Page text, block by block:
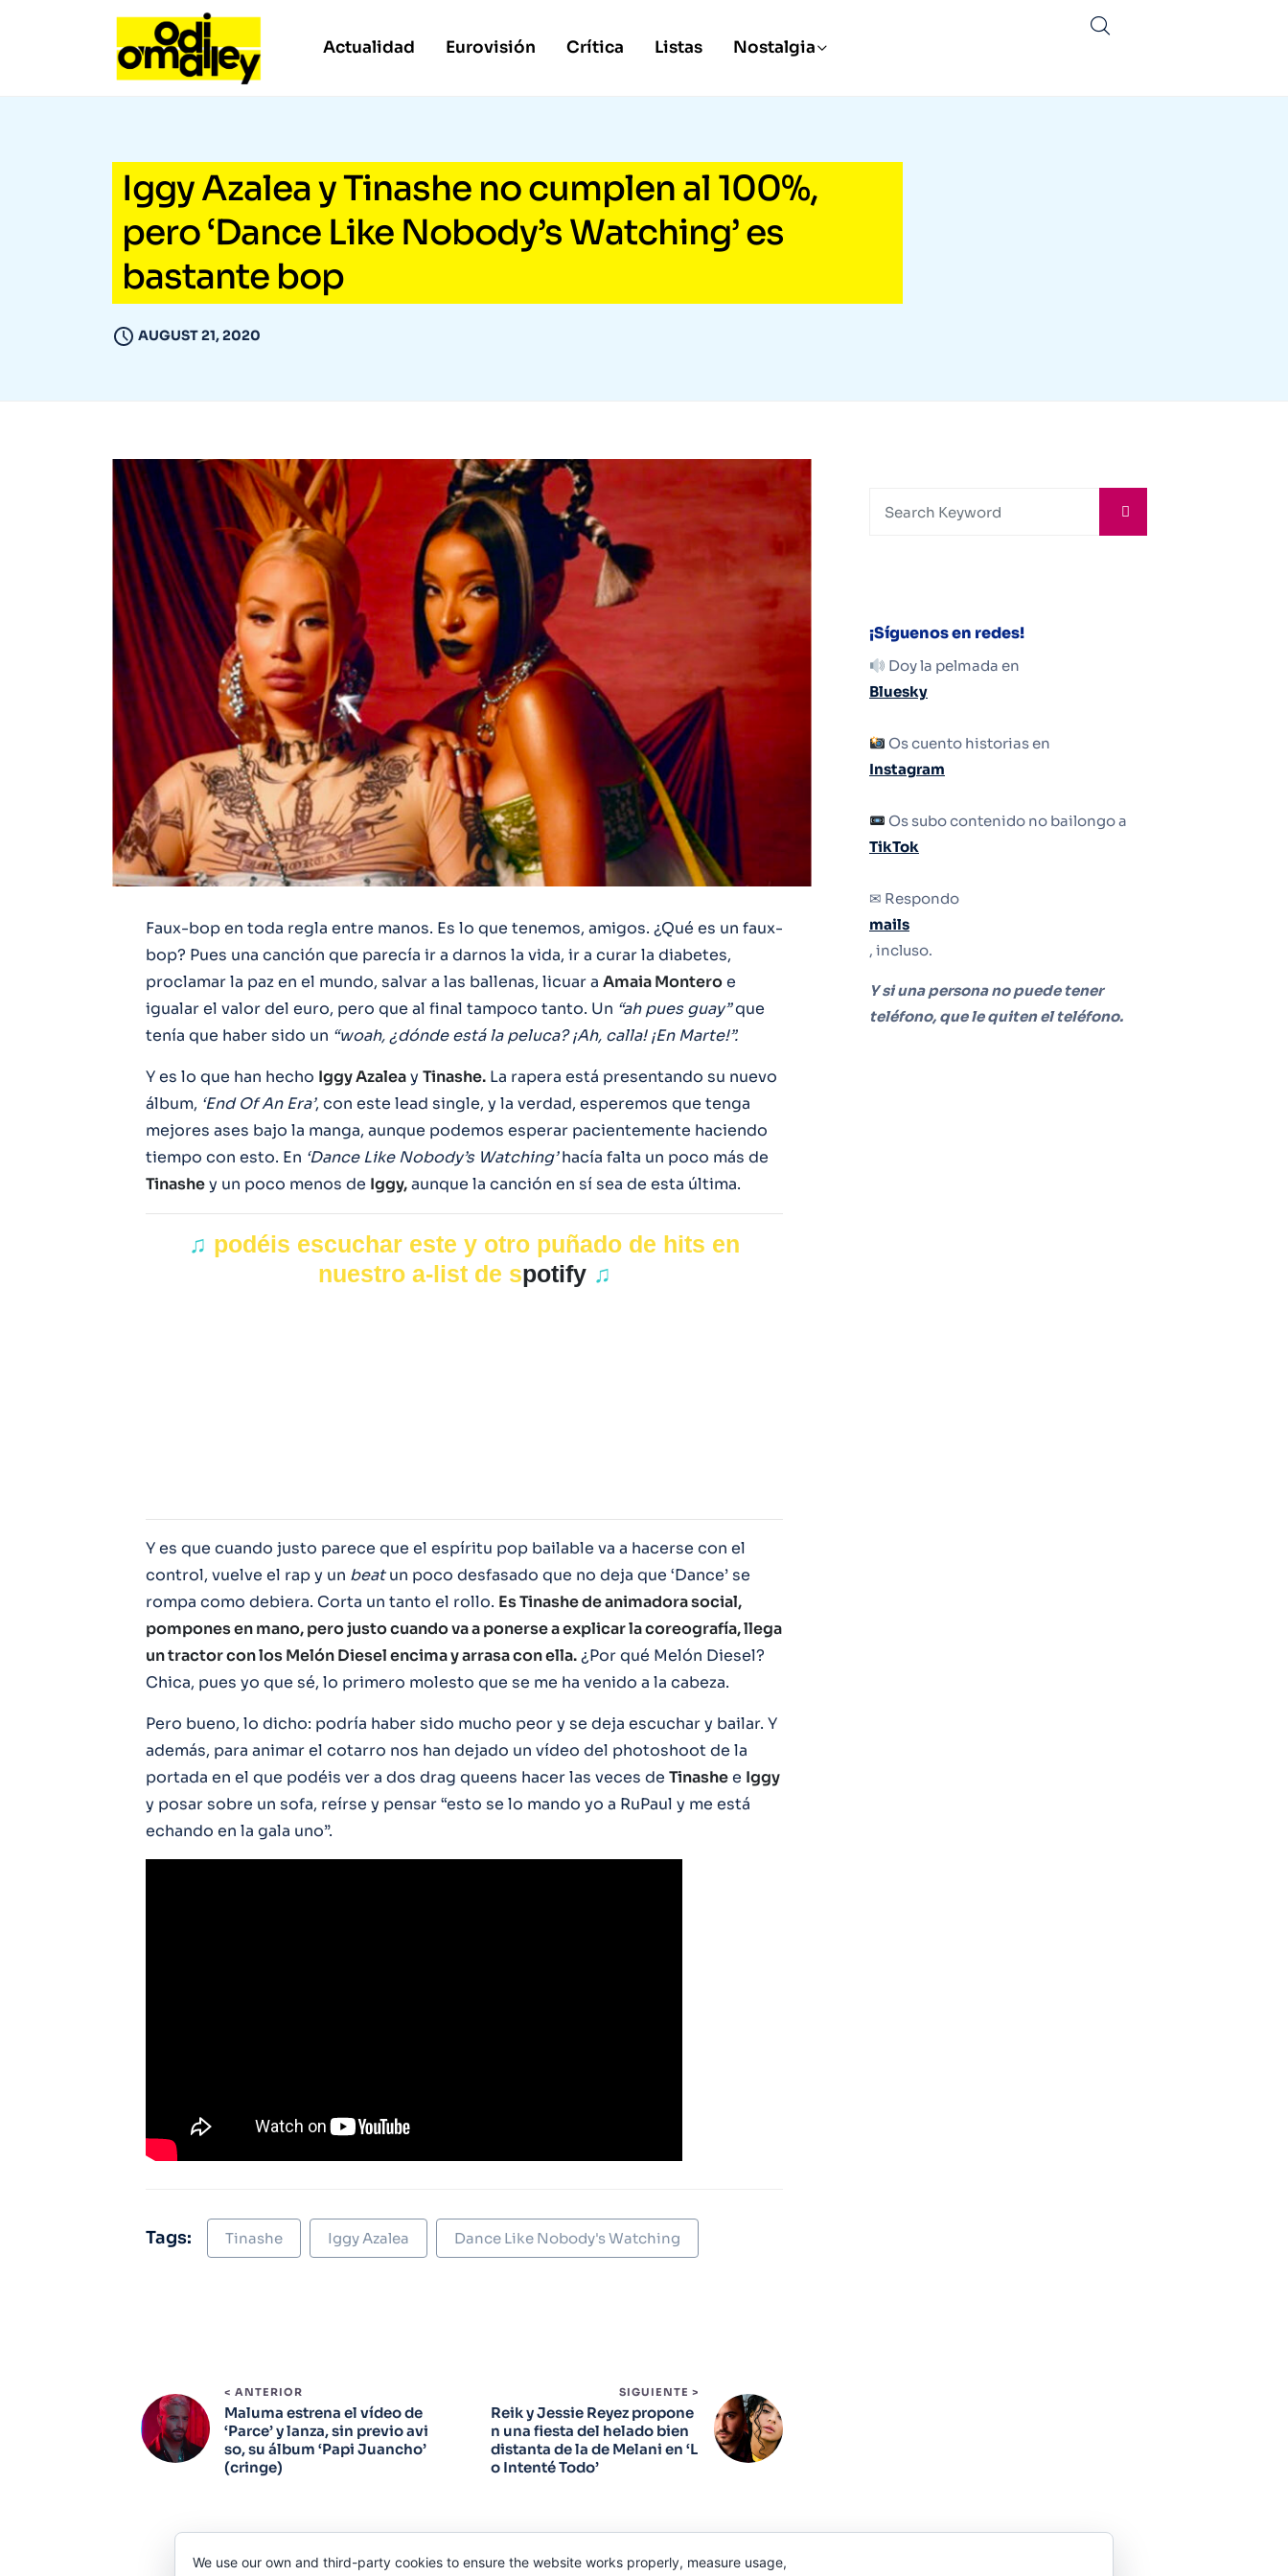
Actualidad Eurovisión Crítica Listas Nostalgia
Iggy Azalea y Tinashe no cumplen al 100%,
pero ‘Dance Like Nobody’s Watching’ es
bastante bop
AUGUST 21, 2020
Faux-bop en toda regla entre manos. Es lo que tenemos, amigos. ¿Qué es un faux-
bop? Pues una canción que parecía ir a darnos la vida, ir a curar la diabetes,
proclamar la paz en el mundo, salvar a las ballenas, licuar a Amaia Monteroe
igualar el valor del euro, pero que al final tampoco tanto. Un “ah pues guay”que
tenía que haber sido un “woah, ¿dónde está la peluca? ¡Ah, calla! ¡En Marte!”.
Y es lo que han hecho Iggy Azaleay Tinashe. La rapera está presentando su nuevo
álbum, ‘End Of An Era’, con este lead single, y la verdad, esperemos que tenga
mejores ases bajo la manga, aunque podemos esperar pacientemente haciendo
tiempo con esto. En ‘Dance Like Nobody’s Watching’hacía falta un poco más de
Tinashey un poco menos de Iggy,aunque la canción en sí sea de esta última.
♫ podéis escuchar este y otro puñado de hits en
nuestro a-list de spotify ♫
Y es que cuando justo parece que el espíritu pop bailable va a hacerse con el
control, vuelve el rap y un beatun poco desfasado que no deja que ‘Dance’ se
rompa como debiera. Corta un tanto el rollo. Es Tinashe de animadora social,
pompones en mano, pero justo cuando va a ponerse a explicar la coreografía, llega
un tractor con los Melón Diesel encima y arrasa con ella.¿Por qué Melón Diesel?
Chica, pues yo que sé, lo primero molesto que se me ha venido a la cabeza.
Pero bueno, lo dicho: podría haber sido mucho peor y se deja escuchar y bailar. Y
además, para animar el cotarro nos han dejado un vídeo del photoshoot de la
portada en el que podéis ver a dos drag queens hacer las veces de Tinashee Iggy
y posar sobre un sofa, reírse y pensar “esto se lo mando yo a RuPaul y me está
echando en la gala uno”.
Tags: Tinashe Iggy Azalea Dance Like Nobody's Watching
< ANTERIOR
Maluma estrena el vídeo de
‘Parce’ y lanza, sin previo avi
so, su álbum ‘Papi Juancho’
(cringe)
SIGUIENTE >
Reik y Jessie Reyez propone
n una fiesta del helado bien
distanta de la de Melani en ‘L
o Intenté Todo’
¡Síguenos en redes!
Doy la pelmada en
Bluesky
Os cuento historias en
Instagram
Os subo contenido no bailongo a
TikTok
✉ Respondo
mails
, incluso.
Y si una persona no puede tener
teléfono, que le quiten el teléfono.
We use our own and third-party cookies to ensure the website works properly, measure usage,